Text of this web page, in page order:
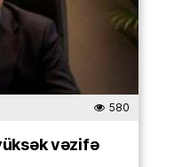
580
vəzifə